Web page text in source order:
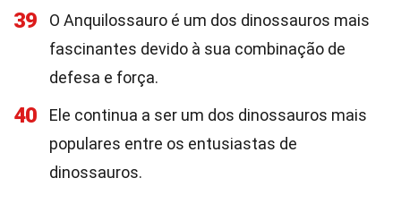
39
O Anquilossauro é um dos dinossauros mais
fascinantes devido à sua combinação de
defesa e força.
40
Ele continua a ser um dos dinossauros mais
populares entre os entusiastas de
dinossauros.